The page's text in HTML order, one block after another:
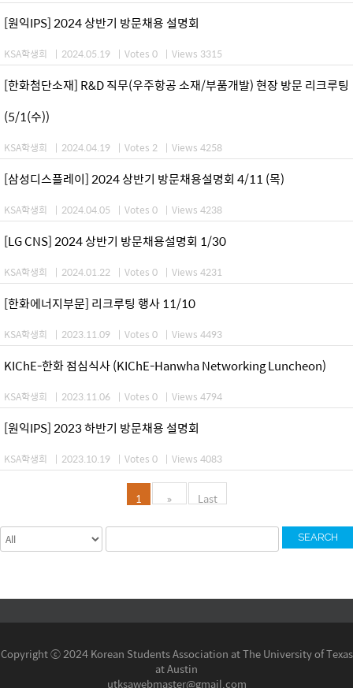
[원익IPS] 2024 상반기 방문채용 설명회
KSA학생회 | 2024.05.19 | Votes 0 | Views 3315
[한화첨단소재] R&D 직무(우주항공 소재/부품개발) 현장 방문 리크루팅
(5/1(수))
KSA학생회 | 2024.04.19 | Votes 2 | Views 4258
[삼성디스플레이] 2024 상반기 방문채용설명회 4/11 (목)
KSA학생회 | 2024.04.05 | Votes 0 | Views 4238
[LG CNS] 2024 상반기 방문채용설명회 1/30
KSA학생회 | 2024.01.22 | Votes 0 | Views 4231
[한화에너지부문] 리크루팅 행사 11/10
KSA학생회 | 2023.11.09 | Votes 0 | Views 4493
KIChE-한화 점심식사 (KIChE-Hanwha Networking Luncheon)
KSA학생회 | 2023.11.06 | Votes 0 | Views 4794
[원익IPS] 2023 하반기 방문채용 설명회
KSA학생회 | 2023.10.19 | Votes 0 | Views 4083
1 » Last
SEARCH
Copyright ⓒ 2024 Korean Students Association at The University of Texas
at Austin
utksawebmaster@gmail.com